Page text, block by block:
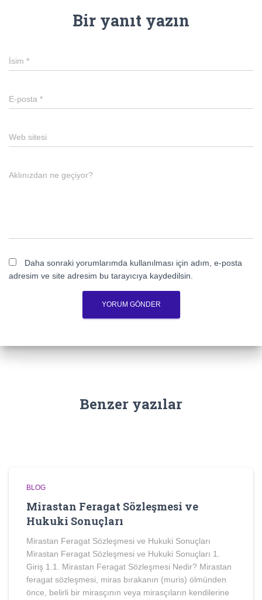
Bir yanıt yazın
İsim *
E-posta *
Web sitesi
Aklınızdan ne geçiyor?
Daha sonraki yorumlarımda kullanılması için adım, e-posta
adresim ve site adresim bu tarayıcıya kaydedilsin.
Benzer yazılar
BLOG
Mirastan Feragat Sözleşmesi ve
Hukuki Sonuçları
Mirastan Feragat Sözleşmesi ve Hukuki Sonuçları
Mirastan Feragat Sözleşmesi ve Hukuki Sonuçları 1.
Giriş 1.1. Mirastan Feragat Sözleşmesi Nedir? Mirastan
feragat sözleşmesi, miras bırakanın (muris) ölmünden
önce, belirli bir mirasçının veya mirasçıların kendilerine